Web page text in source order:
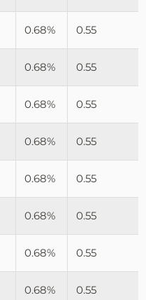
0.68% 0.55
0.68% 0.55
0.68% 0.55
0.68% 0.55
0.68% 0.55
0.68% 0.55
0.68% 0.55
0.68% 0.55